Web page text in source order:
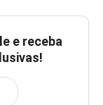
e receba